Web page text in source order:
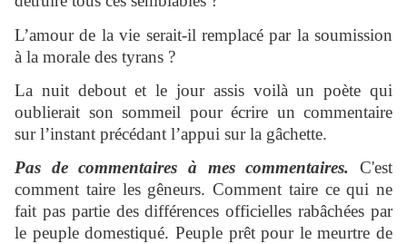
L’amour de la vie serait-il remplacé par la soumission
à la morale des tyrans ?
La nuit debout et le jour assis voilà un poète qui
oublierait son sommeil pour écrire un commentaire
sur l’instant précédant l’appui sur la gâchette.
Pas de commentaires à mes commentaires. C'est
comment taire les gêneurs. Comment taire ce qui ne
fait pas partie des différences officielles rabâchées par
le peuple domestiqué. Peuple prêt pour le meurtre de